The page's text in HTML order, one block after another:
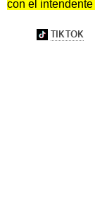
con el intendente